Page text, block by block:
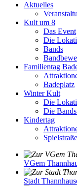
Aktuelles
Kult um 8
Das Event
Die
Bands
Familientag
Badeplatz
Winter Kult
Die
Die
Kindertag
Spielstraße
VGem
Stadt